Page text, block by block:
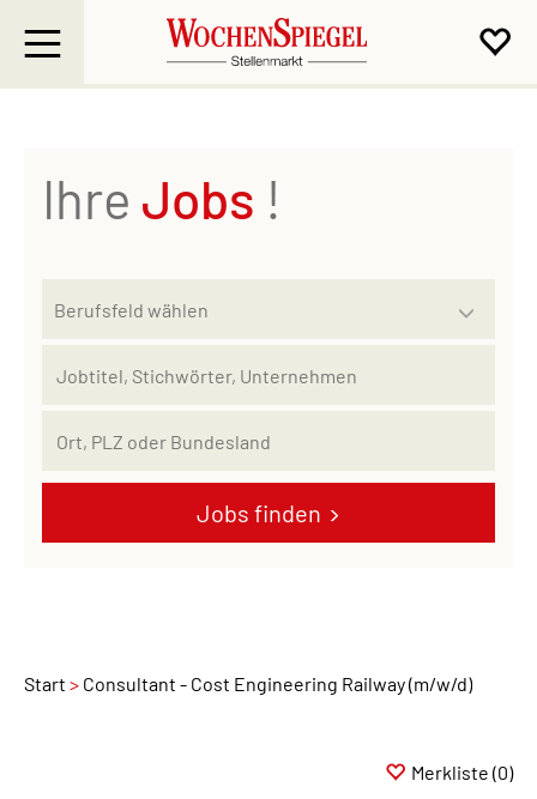
Ihre Jobs !
Jobs finden
Start Consultant - Cost Engineering Railway (m/w/d)
Merkliste (0)